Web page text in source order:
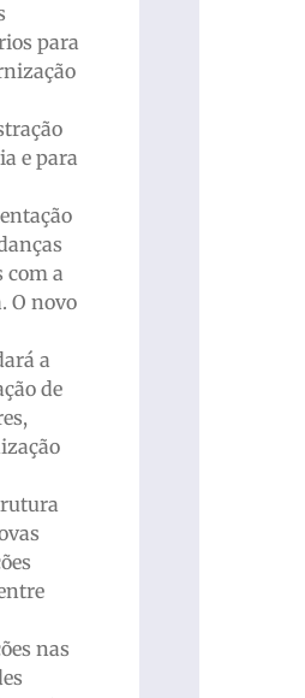
para
e para
com a
O novo
a
de
nas